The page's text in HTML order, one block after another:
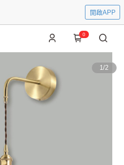
開啟APP
0
1/2